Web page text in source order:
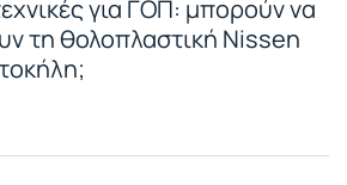
για ΓΟΠ: μπορούν να
τη θολοπλαστική Nissen